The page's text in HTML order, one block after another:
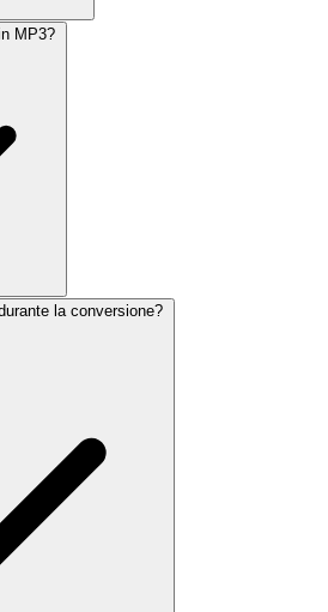
MP3?
la conversione?